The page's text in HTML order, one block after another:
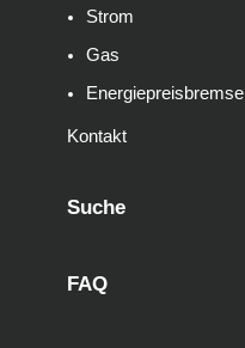
Strom
Gas
Energiepreisbremse
Kontakt
Suche
FAQ